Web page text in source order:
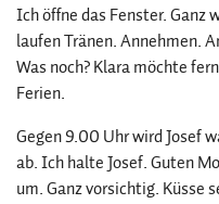
Ich öffne das Fenster.
laufen Tränen. Annehmen.
Was noch? Klara möchte
Ferien.
Gegen 9.00 Uhr wird Josef
ab. Ich halte Josef. Guten
um. Ganz vorsichtig. Küsse